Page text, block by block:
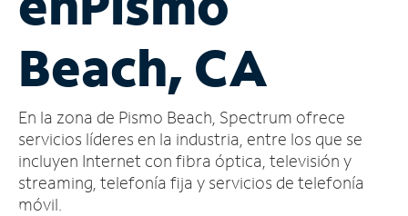
cuenta
Encuentra
tienda
Beach, CA
En la zona de Pismo Beach, Spectrum ofrece
servicios líderes en la industria, entre los que se
incluyen Internet con fibra óptica, televisión y
streaming, telefonía fija y servicios de telefonía
móvil.